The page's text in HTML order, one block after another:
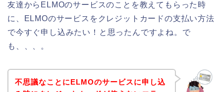
友達からELMOのサービスのことを教えてもらった時
に、ELMOのサービスをクレジットカードの支払い方法
で今すぐ申し込みたい！と思ったんですよね。で
も、、、。
不思議なことにELMOのサービスに申し込